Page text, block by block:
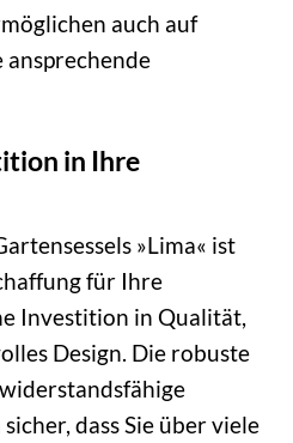
auch auf
ansprechende
in Ihre
»Lima« ist
für Ihre
Investition in Qualität,
Design. Die robuste
dass Sie über viele